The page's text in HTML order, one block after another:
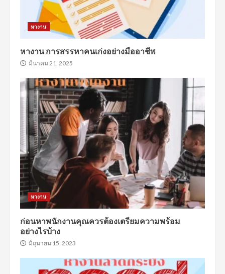
หางาน
หางาน การสรรหาคนเก่งอย่างมืออาชีพ
มีนาคม 21, 2025
หางาน
ก่อนหาพนักงานคุณควรต้องเตรียมความพร้อม
อย่างไรบ้าง
มิถุนายน 15, 2023